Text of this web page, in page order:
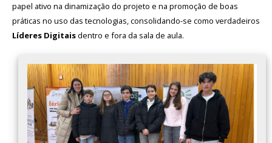
papel ativo na dinamização do projeto e na promoção de boas
práticas no uso das tecnologias, consolidando-se como verdadeiros
Líderes Digitaisdentro e fora da sala de aula.